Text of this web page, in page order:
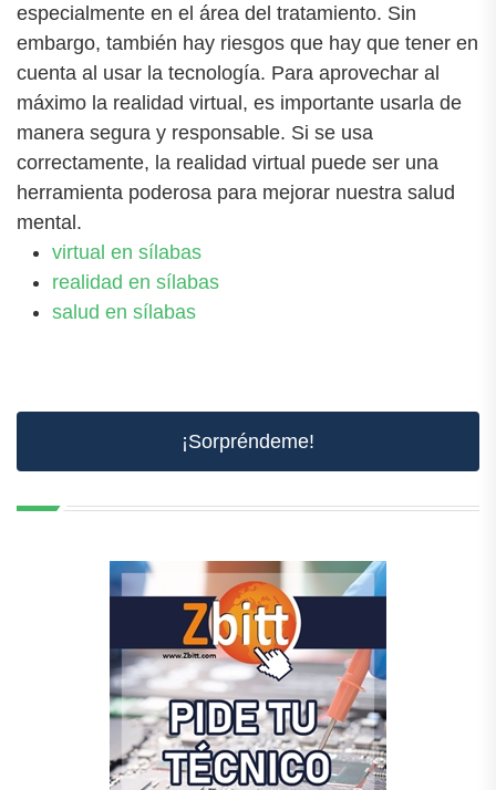
especialmente en el área del tratamiento. Sin
embargo, también hay riesgos que hay que tener en
cuenta al usar la tecnología. Para aprovechar al
máximo la realidad virtual, es importante usarla de
manera segura y responsable. Si se usa
correctamente, la realidad virtual puede ser una
herramienta poderosa para mejorar nuestra salud
mental.
virtual en sílabas
realidad en sílabas
salud en sílabas
¡Sorpréndeme!